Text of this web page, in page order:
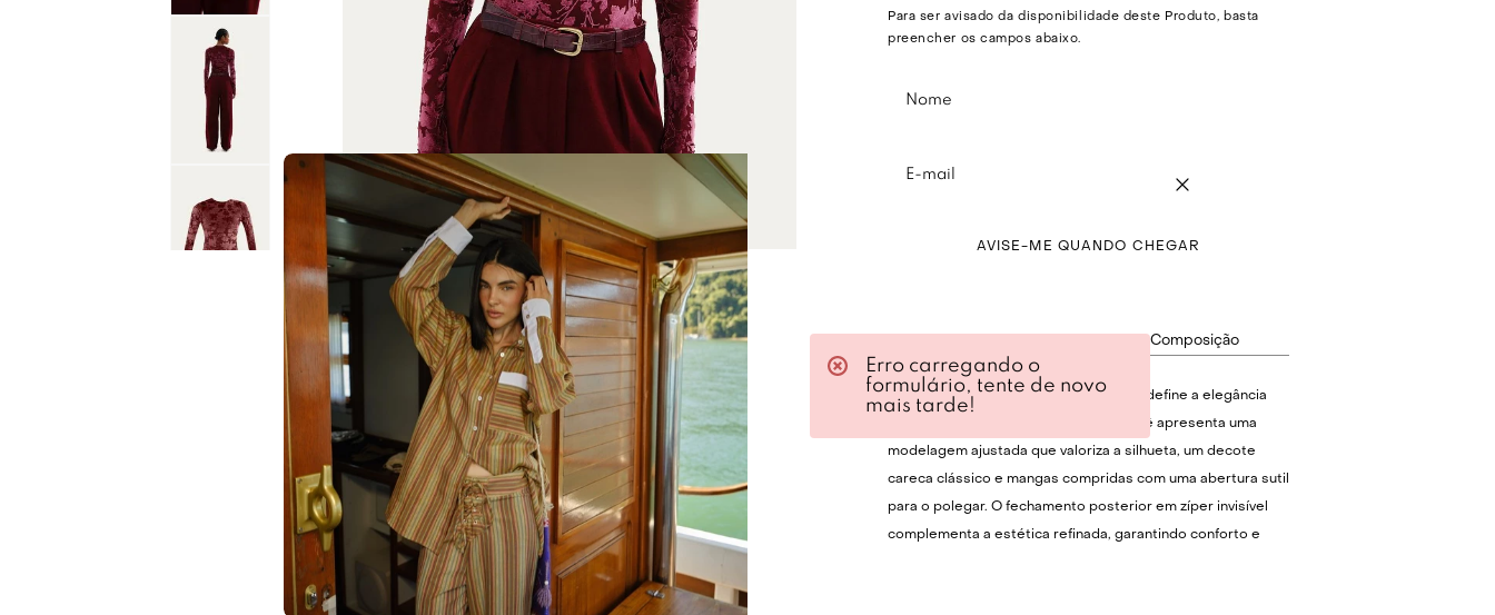
Para ser avisado da disponibilidade deste Produto, basta
preencher os campos abaixo.
AVISE-ME QUANDO CHEGAR
Composição
A Blusa Safi Framed é uma peça que redefine a elegância
discreta. Este design em veludo devorê apresenta uma
modelagem ajustada que valoriza a silhueta, um decote
careca clássico e mangas compridas com uma abertura sutil
para o polegar. O fechamento posterior em zíper invisível
complementa a estética refinada, garantindo conforto e
Erro carregando o
formulário, tente de novo
mais tarde!